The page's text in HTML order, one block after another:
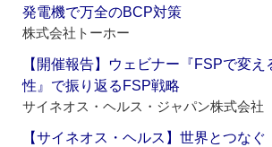
発電機で万全のBCP対策
株式会社トーホー
【開催報告】ウェビナー『FSPで変
性』で振り返るFSP戦略
サイネオス・ヘルス・ジャパン株式会社
【サイネオス・ヘルス】世界とつな